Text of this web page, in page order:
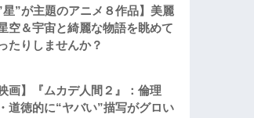
”星”が主題のアニメ８作品】美麗
空＆宇宙と綺麗な物語を眺めて
たりしませんか？
映画】『ムカデ人間２』：倫理
道徳的に“ヤバい”描写がグロい